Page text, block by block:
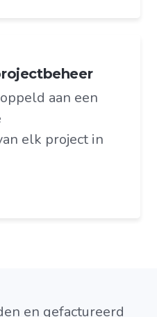
aan een
elk project in
en gefactureerd